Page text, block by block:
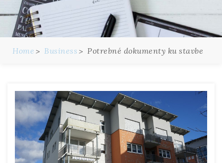
Home Business Potrebné dokumenty ku stavbe